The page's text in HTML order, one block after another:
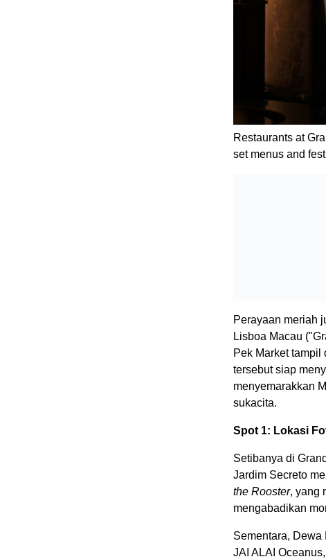
Restaurants at
set menus and
Perayaan meriah
Lisboa Macau
Pek Market
tersebut siap
menyemarakkan
sukacita.
Spot 1: Lokasi
Setibanya di
Jardim Secreto
the Rooster, yang
mengabadikan
Sementara, Dewa
JAI ALAI